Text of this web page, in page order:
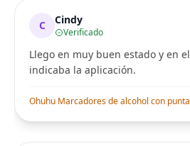
C Cindy
Verificado
Llego en muy buen estado y en
indicaba la aplicación.